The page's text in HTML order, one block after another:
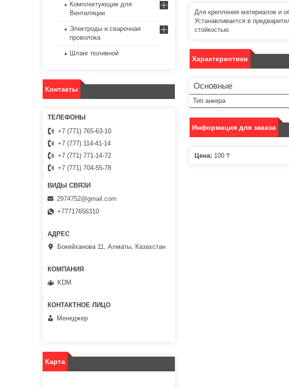
Для крепления материалов и
Устанавливается в
стойкостью.
Характеристики
Основные
Тип анкера
Информация для заказа
Цена: 100 ₸
Комплектующие для
Вентиляции
Электроды и сварочная
проволока
Шланг поливной
Контакты
+7 (771) 765-63-10
+7 (777) 114-41-14
+7 (771) 771-14-72
+7 (771) 704-55-78
2974752@gmail.com
+77717656310
Бокейханова 11, Алматы, Казахстан
KDM
Менеджер
Карта